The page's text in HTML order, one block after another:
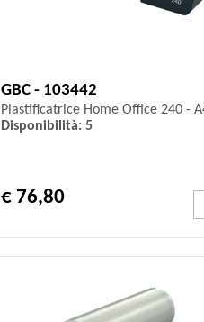
GBC - 103442
Plastificatrice Home Office 240 -
Disponibilità: 5
€ 76,80